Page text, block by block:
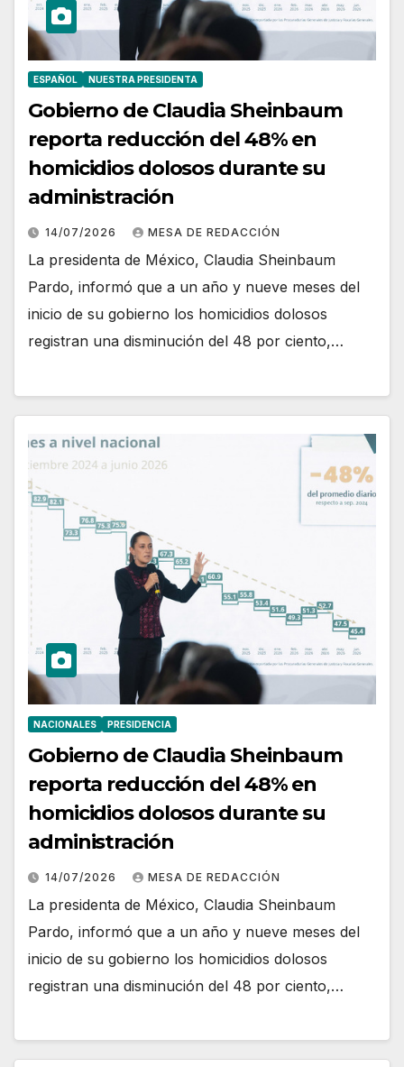
ESPAÑOL NUESTRA PRESIDENTA
Gobierno de Claudia Sheinbaum
reporta reducción del 48% en
homicidios dolosos durante su
administración
14/07/2026 MESA DE REDACCIÓN
La presidenta de México, Claudia Sheinbaum
Pardo, informó que a un año y nueve meses del
inicio de su gobierno los homicidios dolosos
registran una disminución del 48 por ciento,…
NACIONALES PRESIDENCIA
Gobierno de Claudia Sheinbaum
reporta reducción del 48% en
homicidios dolosos durante su
administración
14/07/2026 MESA DE REDACCIÓN
La presidenta de México, Claudia Sheinbaum
Pardo, informó que a un año y nueve meses del
inicio de su gobierno los homicidios dolosos
registran una disminución del 48 por ciento,…